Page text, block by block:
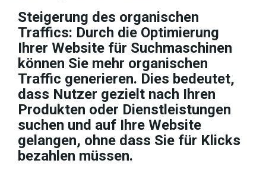
Steigerung des organischen
Traffics: Durch die Optimierung
Ihrer Website für Suchmaschinen
können Sie mehr organischen
Traffic generieren. Dies bedeutet,
dass Nutzer gezielt nach Ihren
Produkten oder Dienstleistungen
suchen und auf Ihre Website
gelangen, ohne dass Sie für Klicks
bezahlen müssen.